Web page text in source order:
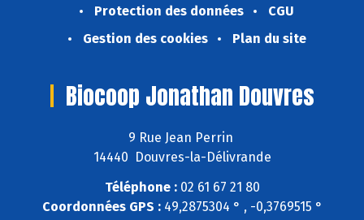
Protection des données
CGU
Gestion des cookies
Plan du site
Biocoop Jonathan Douvres
9 Rue Jean Perrin
14440 Douvres-la-Délivrande
Téléphone :02 61 67 21 80
Coordonnées GPS :49,2875304 ° , -0,3769515 °